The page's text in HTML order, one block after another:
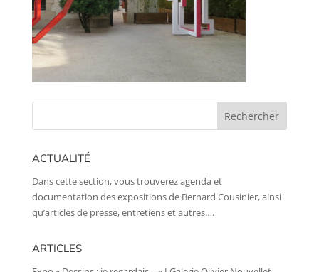
ACTUALITÉ
Dans cette section, vous trouverez agenda et
documentation des expositions de Bernard Cousinier, ainsi
qu’articles de presse, entretiens et autres….
ARTICLES